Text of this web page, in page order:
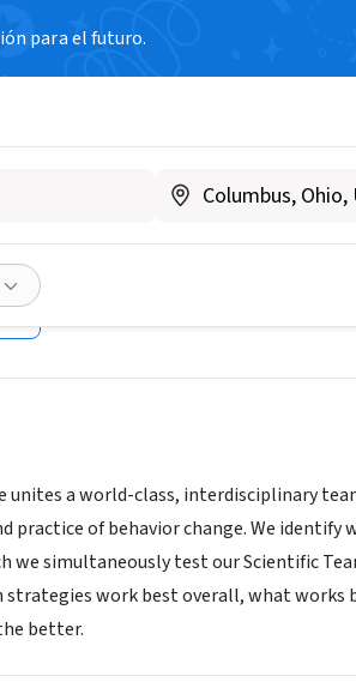
para el futuro.
for Good
unites a world-class, interdisciplinary
practice of behavior change. We
simultaneously test our Scientific
work best overall, what
better.